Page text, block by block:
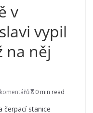
v
vypil
na něj
0 min read
čerpací stanice